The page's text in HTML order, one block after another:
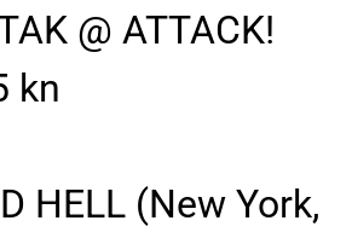
@ ATTACK!
kn
HELL (New York,